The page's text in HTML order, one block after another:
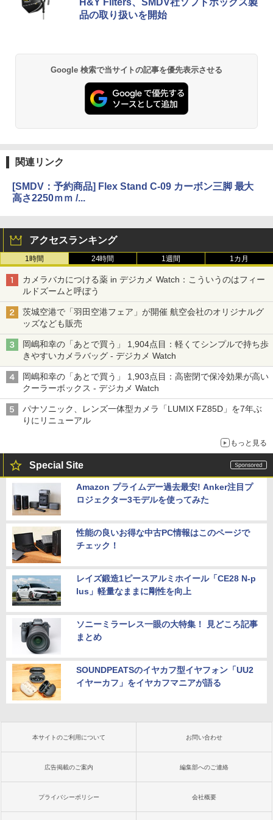
H&Y Filters、SMDV社ソフトボックス製
品の取り扱いを開始
Google 検索で当サイトの記事を優先表示させる
関連リンク
[SMDV：予約商品] Flex Stand C-09 カーボン三脚 最大
高さ2250ｍｍ /...
アクセスランキング
1時間 24時間 1週間 1カ月
カメラバカにつける薬 in デジカメ Watch：こういうのはフィー
ルドズームと呼ぼう
茨城空港で「羽田空港フェア」が開催 航空会社のオリジナルグ
ッズなども販売
岡嶋和幸の「あとで買う」 1,904点目：軽くてシンプルで持ち歩
きやすいカメラバッグ - デジカメ Watch
岡嶋和幸の「あとで買う」 1,903点目：高密閉で保冷効果が高い
クーラーボックス - デジカメ Watch
パナソニック、レンズ一体型カメラ「LUMIX FZ85D」を7年ぶ
りにリニューアル
もっと見る
Special Site
Amazon プライムデー過去最安! Anker注目プ
ロジェクター3モデルを使ってみた
性能の良いお得な中古PC情報はこのページで
チェック！
レイズ鍛造1ピースアルミホイール「CE28 N-p
lus」軽量なままに剛性を向上
ソニーミラーレス一眼の大特集！ 見どころ記事
まとめ
SOUNDPEATSのイヤカフ型イヤフォン「UU2
イヤーカフ」をイヤカフマニアが語る
本サイトのご利用について お問い合わせ
広告掲載のご案内 編集部へのご連絡
プライバシーポリシー 会社概要